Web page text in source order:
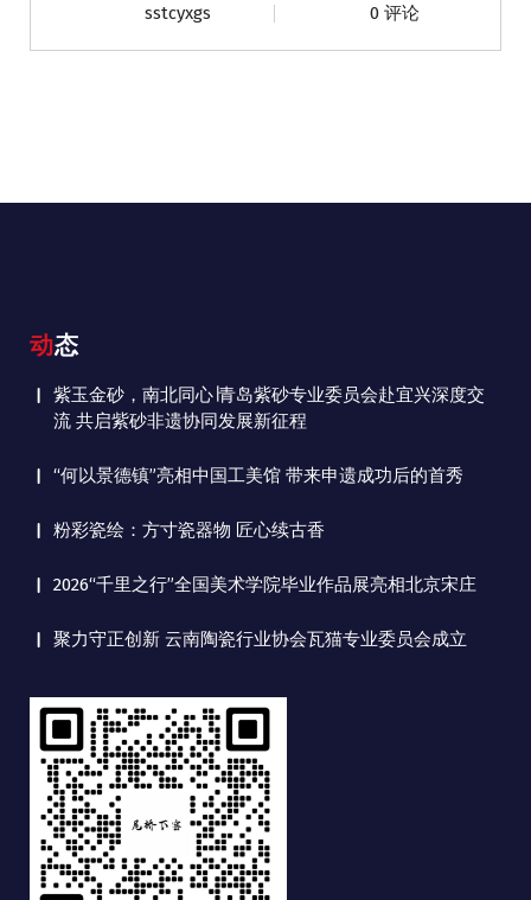
sstcyxgs 0 评论
动态
紫玉金砂，南北同心∣青岛紫砂专业委员会赴宜兴深度交
流 共启紫砂非遗协同发展新征程
“何以景德镇”亮相中国工美馆 带来申遗成功后的首秀
粉彩瓷绘：方寸瓷器物 匠心续古香
2026“千里之行”全国美术学院毕业作品展亮相北京宋庄
聚力守正创新 云南陶瓷行业协会瓦猫专业委员会成立